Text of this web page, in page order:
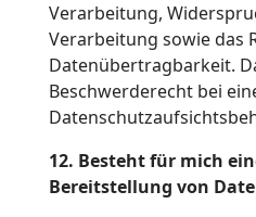
Verarbeitung,
Verarbeitung sowie das
Datenübertragbarkeit.
Beschwerderecht bei
12. Besteht für mich
Bereitstellung von